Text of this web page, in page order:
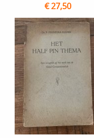
€ 27,50